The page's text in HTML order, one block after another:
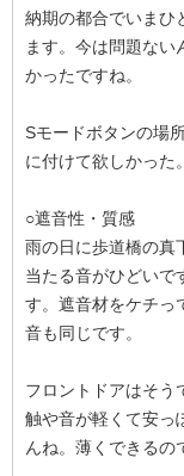
納期の都合でいまひ
ます。今は問題ない
かったですね。
Sモードボタンの場
に付けて欲しかった。
○遮音性・質感
雨の日に歩道橋の真
当たる音がひどいで
す。遮音材をケチっ
音も同じです。
フロントドアはそう
触や音が軽くて安っ
んね。薄くできるの